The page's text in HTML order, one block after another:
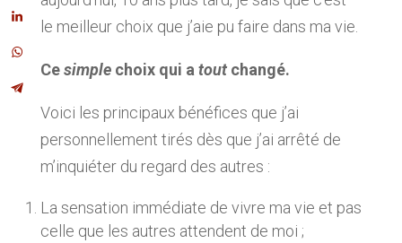
le meilleur choix que j’aie pu faire dans ma vie.
Cesimplechoix qui atoutchangé.
Voici les principaux bénéfices que j’ai
personnellement tirés dès que j’ai arrêté de
m’inquiéter du regard des autres :
La sensation immédiate de vivre ma vie et pas
celle que les autres attendent de moi ;